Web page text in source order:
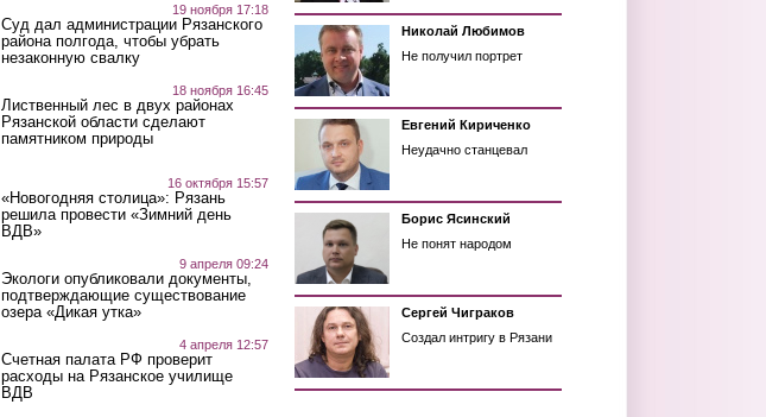
19 ноября 17:18
Суд дал администрации Рязанского
района полгода, чтобы убрать
незаконную свалку
18 ноября 16:45
Лиственный лес в двух районах
Рязанской области сделают
памятником природы
16 октября 15:57
«Новогодняя столица»: Рязань
решила провести «Зимний день
ВДВ»
9 апреля 09:24
Экологи опубликовали документы,
подтверждающие существование
озера «Дикая утка»
4 апреля 12:57
Счетная палата РФ проверит
расходы на Рязанское училище
ВДВ
Николай Любимов
Не получил портрет
Евгений Кириченко
Неудачно станцевал
Борис Ясинский
Не понят народом
Сергей Чиграков
Создал интригу в Рязани